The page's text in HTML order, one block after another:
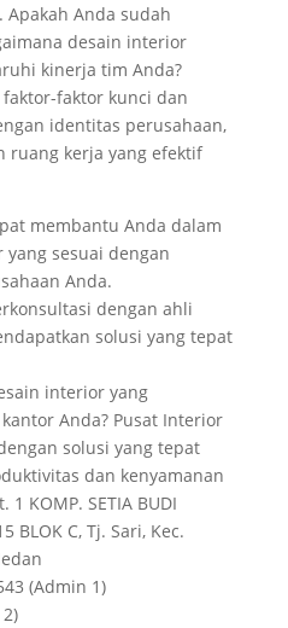
Apakah Anda sudah
desain interior
kinerja tim Anda?
faktor kunci dan
identitas perusahaan,
ruang kerja yang efektif
membantu Anda dalam
sesuai dengan
Anda.
dengan ahli
solusi yang tepat
interior yang
Anda? Pusat Interior
solusi yang tepat
dan kenyamanan
KOMP. SETIA BUDI
BLOK C, Tj. Sari, Kec.
(Admin 1)